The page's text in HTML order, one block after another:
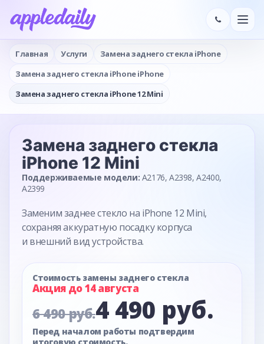
Главная Услуги
Замена заднего стекла iPhone
Замена заднего стекла iPhone iPhone
Замена заднего стекла iPhone 12 Mini
Замена заднего стекла
iPhone 12 Mini
Поддерживаемые модели: A2176, A2398, A2400,
A2399
Заменим заднее стекло на iPhone 12 Mini,
сохраняя аккуратную посадку корпуса
и внешний вид устройства.
Стоимость замены заднего стекла
Акция до 14 августа
6 490 руб.4 490 руб.
Перед началом работы подтвердим